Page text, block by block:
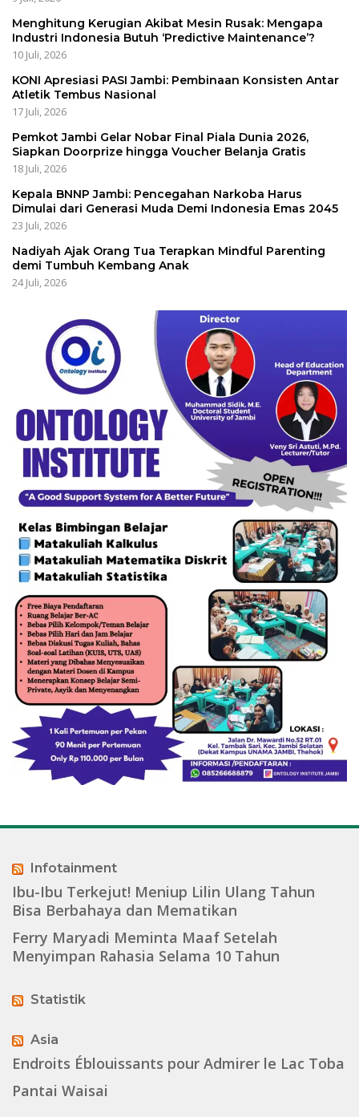
Menghitung Kerugian Akibat Mesin Rusak: Mengapa
Industri Indonesia Butuh ‘Predictive Maintenance’?
10 Juli, 2026
KONI Apresiasi PASI Jambi: Pembinaan Konsisten Antar
Atletik Tembus Nasional
17 Juli, 2026
Pemkot Jambi Gelar Nobar Final Piala Dunia 2026,
Siapkan Doorprize hingga Voucher Belanja Gratis
18 Juli, 2026
Kepala BNNP Jambi: Pencegahan Narkoba Harus
Dimulai dari Generasi Muda Demi Indonesia Emas 2045
23 Juli, 2026
Nadiyah Ajak Orang Tua Terapkan Mindful Parenting
demi Tumbuh Kembang Anak
24 Juli, 2026
Infotainment
Ibu-Ibu Terkejut! Meniup Lilin Ulang Tahun
Bisa Berbahaya dan Mematikan
Ferry Maryadi Meminta Maaf Setelah
Menyimpan Rahasia Selama 10 Tahun
Statistik
Asia
Endroits Éblouissants pour Admirer le Lac Toba
Pantai Waisai